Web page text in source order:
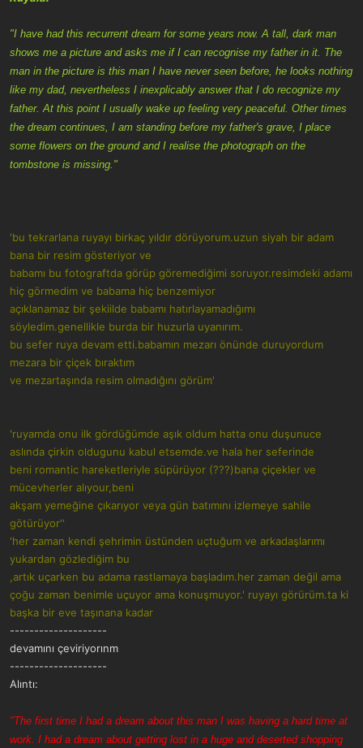
"I have had this recurrent dream for some years now. A tall, dark man
shows me a picture and asks me if I can recognise my father in it. The
man in the picture is this man I have never seen before, he looks nothing
like my dad, nevertheless I inexplicably answer that I do recognize my
father. At this point I usually wake up feeling very peaceful. Other times
the dream continues, I am standing before my father's grave, I place
some flowers on the ground and I realise the photograph on the
tombstone is missing."
'bu tekrarlana ruyayı birkaç yıldır dörüyorum.uzun siyah bir adam
bana bir resim gösteriyor ve
babamı bu fotograftda görüp göremediğimi soruyor.resimdeki adamı
hiç görmedim ve babama hiç benzemiyor
açıklanamaz bir şekiilde babamı hatırlayamadığımı
söyledim.genellikle burda bir huzurla uyanırım.
bu sefer ruya devam etti.babamın mezarı önünde duruyordum
mezara bir çiçek bıraktım
ve mezartaşında resim olmadığını görüm'
'ruyamda onu ilk gördüğümde aşık oldum hatta onu duşunuce
aslında çirkin oldugunu kabul etsemde.ve hala her seferinde
beni romantic hareketleriyle süpürüyor (???)bana çiçekler ve
mücevherler alıyour,beni
akşam yemeğine çıkarıyor veya gün batımını izlemeye sahile
götürüyor''
'her zaman kendi şehrimin üstünden uçtuğum ve arkadaşlarımı
yukardan gözlediğim bu
,artık uçarken bu adama rastlamaya başladım.her zaman değil ama
çoğu zaman benimle uçuyor ama konuşmuyor.' ruyayı görürüm.ta ki
başka bir eve taşınana kadar
--------------------
devamını çeviriyorınm
--------------------
Alıntı:
"The first time I had a dream about this man I was having a hard time at
work. I had a dream about getting lost in a huge and deserted shopping